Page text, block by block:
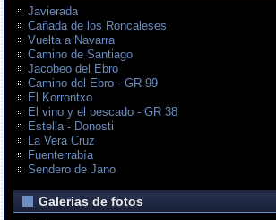
Javierada
Cañada de los Roncaleses
Vuelta a Navarra
Camino de Santiago
Jacobeo del Ebro
Camino del Ebro - GR 99
El Korrontxo
El vino y el pescado - GR 38
Estella - Donosti
La Vera Cruz
Fuenterrabía
Sendero de Jano
Galerias de fotos